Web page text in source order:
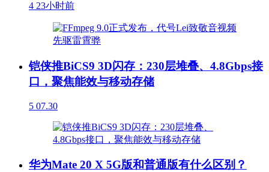
4 23小时前
铠侠推BiCS9 3D闪存：230层堆叠、4.8Gbps接
口，聚焦能效与移动存储
5 07.30
华为Mate 20 X 5G版和普通版有什么区别？